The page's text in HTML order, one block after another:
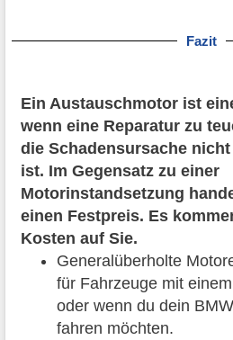
Fazit
Ein Austauschmotor ist
wenn eine Reparatur zu
die Schadensursache
ist. Im Gegensatz zu einer
Motorinstandsetzung
einen Festpreis. Es
Kosten auf Sie.
Generalüberholte
für Fahrzeuge mit
oder wenn du dein
fahren möchten.